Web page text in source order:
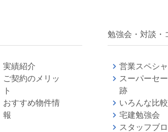
実績紹介
ご契約のメリッ
ト
おすすめ物件情
報
勉強会・対談・
営業スペシ
スーパーセ
跡
いろんな比較
宅建勉
スタッフブ